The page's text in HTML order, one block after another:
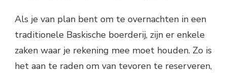
Als je van plan bent om te overnachten in een
traditionele Baskische boerderij, zijn er enkele
zaken waar je rekening mee moet houden. Zo is
het aan te raden om van tevoren te reserveren,